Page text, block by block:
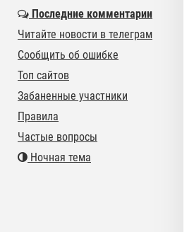
Последние комментарии
Читайте новости в телеграм
Сообщить об ошибке
Топ сайтов
Забаненные участники
Правила
Частые вопросы
Ночная тема